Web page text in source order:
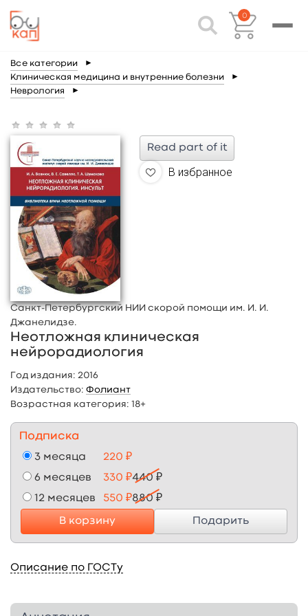
0
Все категории ►
Клиническая медицина и внутренние болезни ►
Неврология ►
Read part of it
В избранное
Санкт-Петербургский НИИ скорой помощи им. И. И.
Джанелидзе.
Неотложная клиническая
нейрорадиология
Год издания: 2016
Издательство: Фолиант
Возрастная категория: 18+
Подписка
3 месяца 220 ₽
6 месяцев 330 ₽440 ₽
12 месяцев 550 ₽880 ₽
В корзину Подарить
Описание по ГОСТу